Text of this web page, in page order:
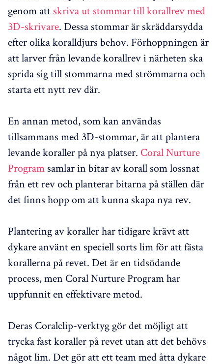
genom att skriva ut stommar till korallrev med
3D-skrivare. Dessa stommar är skräddarsydda
efter olika koralldjurs behov. Förhoppningen är
att larver från levande korallrev i närheten ska
sprida sig till stommarna med strömmarna och
starta ett nytt rev där.
En annan metod, som kan användas
tillsammans med 3D-stommar, är att plantera
levande koraller på nya platser. Coral Nurture
Program samlar in bitar av korall som lossnat
från ett rev och planterar bitarna på ställen där
det finns hopp om att kunna skapa nya rev.
Plantering av koraller har tidigare krävt att
dykare använt en speciell sorts lim för att fästa
korallerna på revet. Det är en tidsödande
process, men Coral Nurture Program har
uppfunnit en effektivare metod.
Deras Coralclip-verktyg gör det möjligt att
trycka fast koraller på revet utan att det behövs
något lim. Det gör att ett team med åtta dykare